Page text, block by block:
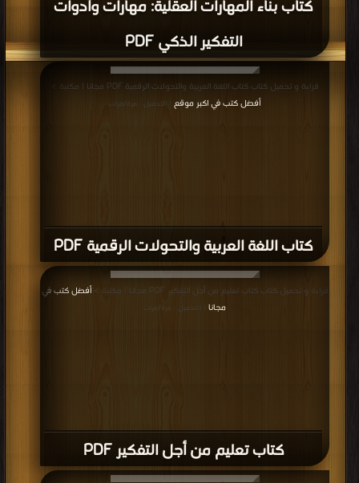
كتاب بناء المهارات العقلية: مهارات وأدوات
التفكير الذكي PDF
كتاب اللغة العربية والتحولات الرقمية PDF
قراءة و تحميل كتاب كتاب اللغة العربية والتحولات الرقمية PDF مجانا | مكتبة >
أفضل كتب في اكبر موقع | التحميل : مرة/مرات
كتاب تعليم من أجل التفكير PDF
قراءة و تحميل كتاب كتاب تعليم من أجل التفكير PDF مجانا | مكتبة >
أفضل كتب في
مجانا | التحميل : مرة/مرات